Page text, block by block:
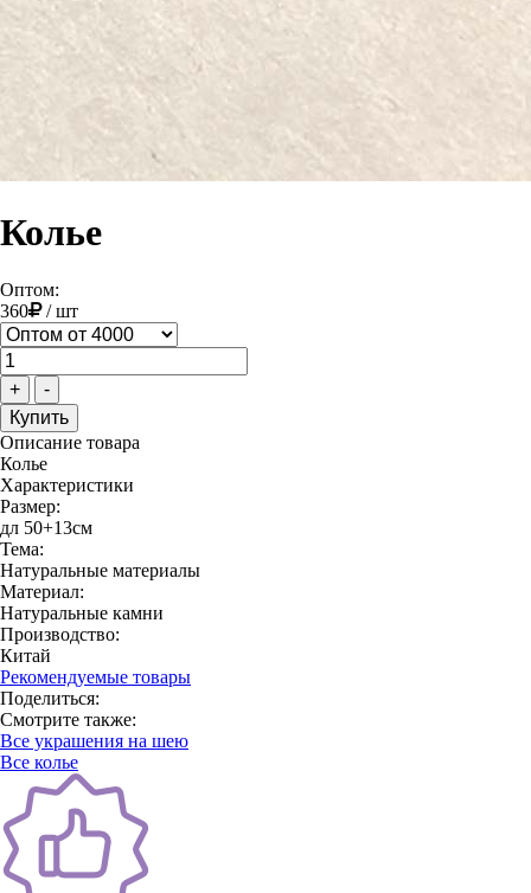
Колье
Оптом:
360
/шт
+ -
Описание товара
Колье
Характеристики
Размер:
дл 50+13см
Тема:
Натуральные материалы
Материал:
Натуральные камни
Производство:
Китай
Рекомендуемые товары
Поделиться:
Смотрите также:
Все украшения на шею
Все колье